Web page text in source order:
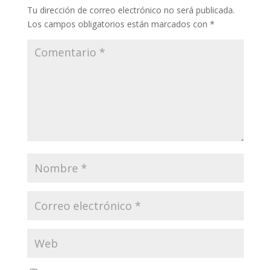
Tu dirección de correo electrónico no será publicada.
Los campos obligatorios están marcados con *